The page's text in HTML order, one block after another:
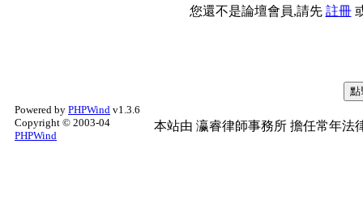
您還不是論壇會員,請先 註冊
Powered by PHPWind v1.3.6
Copyright © 2003-04
PHPWind
本站由 瀛睿律師事務所 擔任常年法